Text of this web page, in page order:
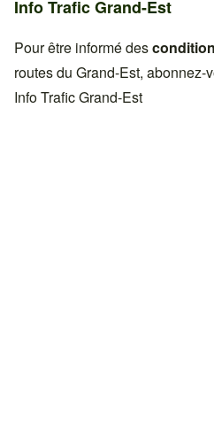
Info Trafic Grand-Est
Pour être informé des
routes du Grand-Est,
Info Trafic Grand-Est